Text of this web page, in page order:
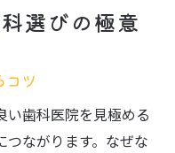
選びの極意
コツ
い歯科医院を見極める
つながります。なぜな